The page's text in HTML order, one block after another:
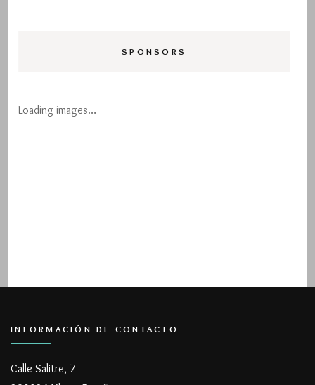
SPONSORS
Loading images…
INFORMACIÓN DE CONTACTO
Calle Salitre, 7